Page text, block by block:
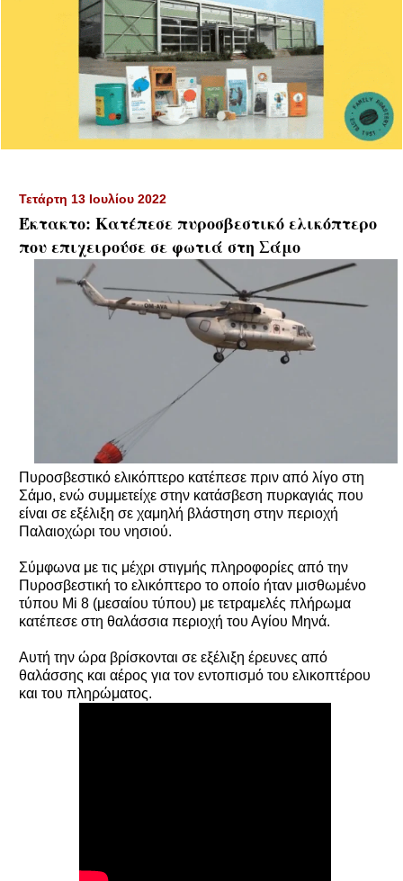
Τετάρτη 13 Ιουλίου 2022
Έκτακτο: Κατέπεσε πυροσβεστικό ελικόπτερο
που επιχειρούσε σε φωτιά στη Σάμο
Πυροσβεστικό ελικόπτερο κατέπεσε πριν από λίγο στη
Σάμο, ενώ συμμετείχε στην κατάσβεση πυρκαγιάς που
είναι σε εξέλιξη σε χαμηλή βλάστηση στην περιοχή
Παλαιοχώρι του νησιού.
Σύμφωνα με τις μέχρι στιγμής πληροφορίες από την
Πυροσβεστική το ελικόπτερο το οποίο ήταν μισθωμένο
τύπου Μi 8 (μεσαίου τύπου) με τετραμελές πλήρωμα
κατέπεσε στη θαλάσσια περιοχή του Αγίου Μηνά.
Αυτή την ώρα βρίσκονται σε εξέλιξη έρευνες από
θαλάσσης και αέρος για τον εντοπισμό του ελικοπτέρου
και του πληρώματος.